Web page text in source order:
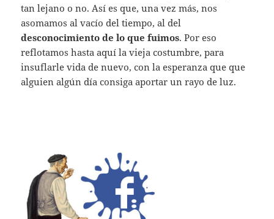
tan lejano o no. Así es que, una vez más, nos
asomamos al vacío del tiempo, al del
desconocimiento de lo que fuimos. Por eso
reflotamos hasta aquí la vieja costumbre, para
insuflarle vida de nuevo, con la esperanza que que
alguien algún día consiga aportar un rayo de luz.